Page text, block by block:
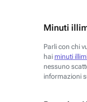
Minuti
Parli con chi
hai minuti
nessuno
informazioni